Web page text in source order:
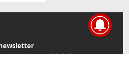
de actualidad directamente en